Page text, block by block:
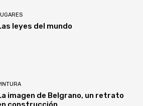
leyes del mundo
imagen de Belgrano, un retrato